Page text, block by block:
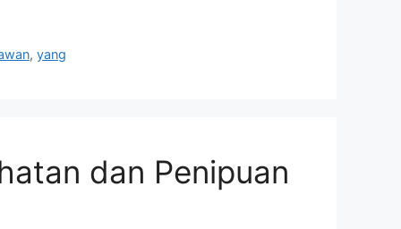
,yang
dan Penipuan